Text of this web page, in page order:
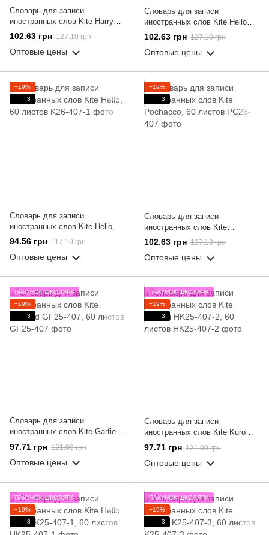
Словарь для записи
иностранных слов Kite Harry
Potter, 60 листов
102.63 грн 127.10 грн
Оптовые цены
Словарь для записи
иностранных слов Kite Hello
Kitty, 60 листов
102.63 грн 127.10 грн
Оптовые цены
−19%
3
Словарь для записи
иностранных слов Kite Hello,
60 листов
94.56 грн 117.10 грн
Оптовые цены
−19%
3
Словарь для записи
иностранных слов Kite
Pochacco, 60 листов
102.63 грн 127.10 грн
Оптовые цены
ПАКУНОК ШКОЛЯРА
−19%
3
Словарь для записи
иностранных слов Kite Garfield
GF25-407, 60 листов
97.71 грн 121.00 грн
Оптовые цены
ПАКУНОК ШКОЛЯРА
−19%
3
Словарь для записи
иностранных слов Kite Kuromi
HK25-407-2, 60 листов
97.71 грн 121.00 грн
Оптовые цены
ПАКУНОК ШКОЛЯРА
−19%
3
ПАКУНОК ШКОЛЯРА
−19%
3